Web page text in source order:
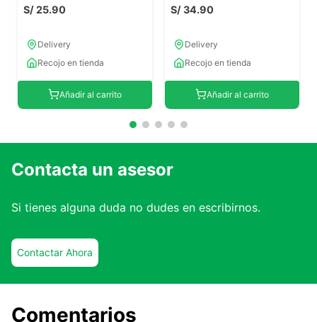
S/25.90
Delivery
Recojo en tienda
Añadir al carrito
S/34.90
Delivery
Recojo en tienda
Añadir al carrito
Contacta un asesor
Si tienes alguna duda no dudes en escribirnos.
Contactar Ahora
Comentarios